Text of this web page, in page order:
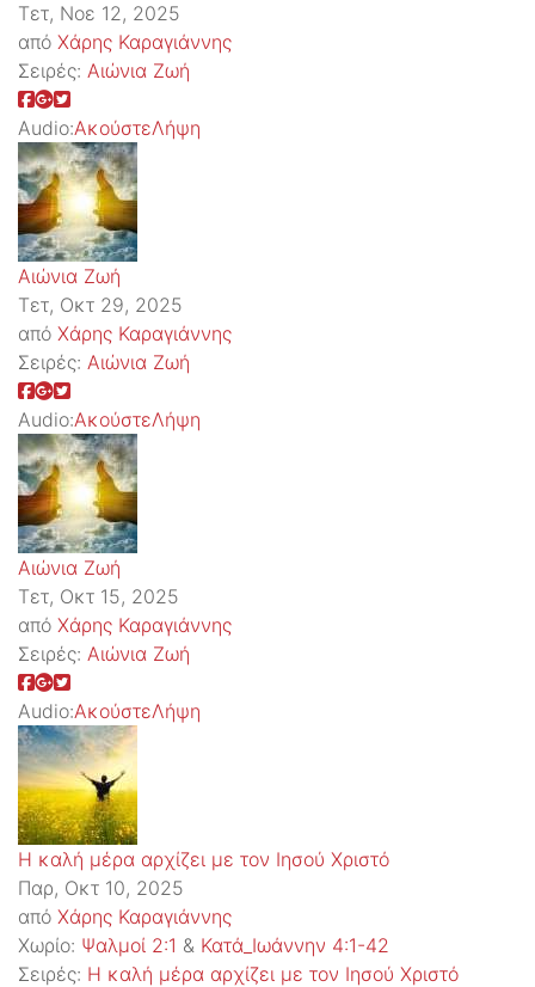
Τετ, Νοε 12, 2025
από Χάρης Καραγιάννης
Σειρές: Αιώνια Ζωή
Audio:ΑκούστεΛήψη
Αιώνια Ζωή
Τετ, Οκτ 29, 2025
από Χάρης Καραγιάννης
Σειρές: Αιώνια Ζωή
Audio:ΑκούστεΛήψη
Αιώνια Ζωή
Τετ, Οκτ 15, 2025
από Χάρης Καραγιάννης
Σειρές: Αιώνια Ζωή
Audio:ΑκούστεΛήψη
Η καλή μέρα αρχίζει με τον Ιησού Χριστό
Παρ, Οκτ 10, 2025
από Χάρης Καραγιάννης
Χωρίο: Ψαλμοί 2:1 & Κατά_Ιωάννην 4:1-42
Σειρές: Η καλή μέρα αρχίζει με τον Ιησού Χριστό